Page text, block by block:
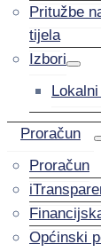
Pritužbe
tijela
Izbori
Proračun
Proračun
Općinski